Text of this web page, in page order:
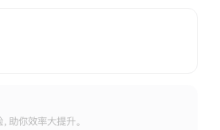
助你效率大提升。